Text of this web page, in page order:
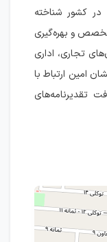
در کشور شناخته
بیش از ۱۳۰ نیروی متخصص و بهره‌گیری
تجاری، اداری
امین ارتباط با
تقدیرنامه‌های